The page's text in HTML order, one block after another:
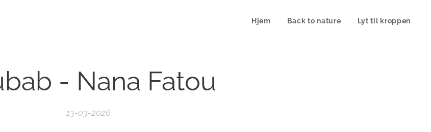
Hjem Back to nature Lyt til kroppen
- Nana Fatou
13-03-2026